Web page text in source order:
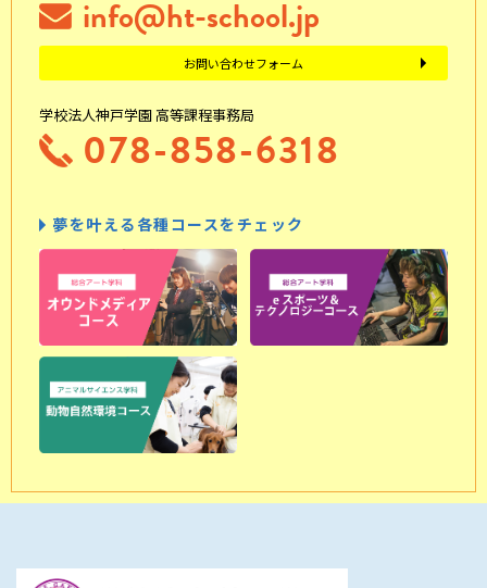
info@ht-school.jp
お問い合わせフォーム
学校法人神戸学園 高等課程事務局
078-858-6318
夢を叶える各種コースをチェック